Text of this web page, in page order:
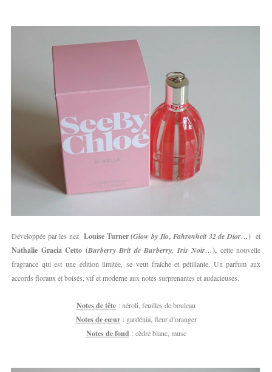
Développée par les nez Louise Turner (Glow by Jlo,Fahrenheit 32 de Dior…) et
Nathalie Gracia Cetto (Burberry Brit de Burberry, Iris Noir…), cette nouvelle
fragrance qui est une édition limitée, se veut fraîche et pétillante. Un parfum aux
accords floraux et boisés, vif et moderne aux notes surprenantes et audacieuses.
Notes de tête : néroli, feuilles de bouleau
Notes de cœur: gardénia, fleur d’oranger
Notes de fond : cèdre blanc, musc